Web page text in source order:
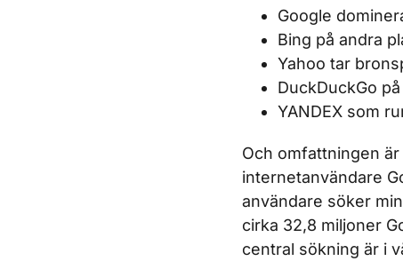
Google
Bing på andra
Yahoo tar
DuckDuckGo
YANDEX som
Och omfattningen
internetanvändare
användare söker
cirka 32,8 miljoner
central sökning är i